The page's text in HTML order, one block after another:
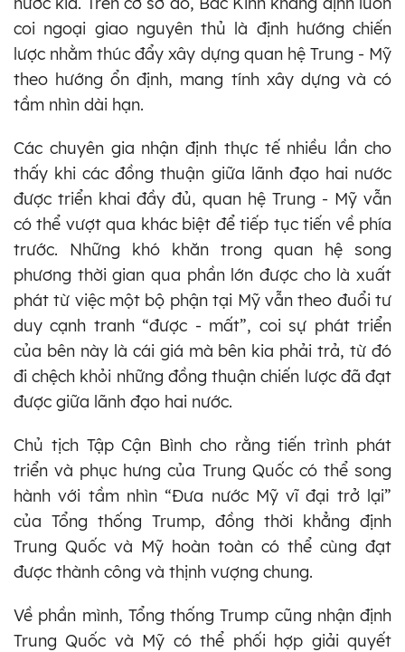
coi ngoại giao nguyên thủ là định hướng chiến
lược nhằm thúc đẩy xây dựng quan hệ Trung - Mỹ
theo hướng ổn định, mang tính xây dựng và có
tầm nhìn dài hạn.
Các chuyên gia nhận định thực tế nhiều lần cho
thấy khi các đồng thuận giữa lãnh đạo hai nước
được triển khai đầy đủ, quan hệ Trung - Mỹ vẫn
có thể vượt qua khác biệt để tiếp tục tiến về phía
trước. Những khó khăn trong quan hệ song
phương thời gian qua phần lớn được cho là xuất
phát từ việc một bộ phận tại Mỹ vẫn theo đuổi tư
duy cạnh tranh “được - mất”, coi sự phát triển
của bên này là cái giá mà bên kia phải trả, từ đó
đi chệch khỏi những đồng thuận chiến lược đã đạt
được giữa lãnh đạo hai nước.
Chủ tịch Tập Cận Bình cho rằng tiến trình phát
triển và phục hưng của Trung Quốc có thể song
hành với tầm nhìn “Đưa nước Mỹ vĩ đại trở lại”
của Tổng thống Trump, đồng thời khẳng định
Trung Quốc và Mỹ hoàn toàn có thể cùng đạt
được thành công và thịnh vượng chung.
Về phần mình, Tổng thống Trump cũng nhận định
Trung Quốc và Mỹ có thể phối hợp giải quyết